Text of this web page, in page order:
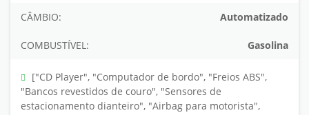
CÂMBIO: Automatizado
COMBUSTÍVEL: Gasolina
["CD Player", "Computador de bordo", "Freios ABS",
"Bancos revestidos de couro", "Sensores de
estacionamento dianteiro", "Airbag para motorista",